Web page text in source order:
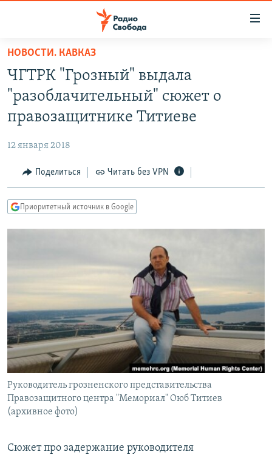
упрощенного
доступа
Вернуться
основному
Вернутся
Вернутся
ПРОГРАММЫ
ПОДКАСТЫ
АВТОРСКИЕ ПРОЕКТЫ
МНЕНИЯ
КУЛЬТУРА
КАВКАЗ.РЕАЛИИ
ПОДПИШИТЕСЬ НА РАССЫЛКУ
СОЦИАЛЬНЫЕ СЕТИ
Все сайты РСЕ/РС
НОВОСТИ. КАВКАЗ
ЧГТРК "Грозный" выдала
"разоблачительный" сюжет о
правозащитнике Титиеве
12 января 2018
Поделиться Читать без VPN
Приоритетный источник в Google
Руководитель грозненского представительства
Правозащитного центра "Мемориал" Оюб Титиев
(архивное фото)
Сюжет про задержание руководителя